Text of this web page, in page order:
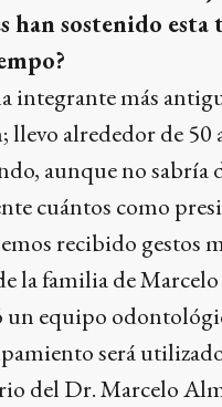
han sostenido
integrante más
llevo alrededor de 50
aunque no sabría
cuántos como
recibido gestos
la familia de
un equipo
será
del Dr. Marcelo